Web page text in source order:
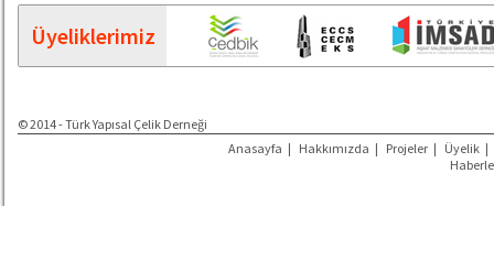
Üyeliklerimiz
© 2014 - Türk Yapısal Çelik Derneği
Anasayfa | Hakkımızda | Projeler | Üyelik |